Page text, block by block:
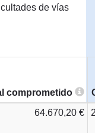
de vías
comprometido
64.670,20 €